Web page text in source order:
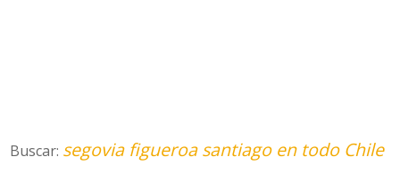
Buscar: segovia figueroa santiago en todo Chile